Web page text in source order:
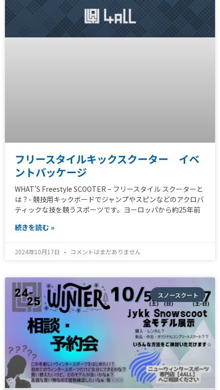
フリースタイルキックスクーター イベ
ントパッケージ
WHAT’S Freestyle SCOOTER – フリースタイル スクーターと
は？- 競技用キックボードでジャンプやスピンなどのアクロバ
ティックな技を競うスポーツです。ヨーロッパから約25年前
続きを読む »
2024年10月17日 コメントはまだありません
スノースクート